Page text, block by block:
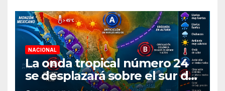
NACIONAL
La onda tropical número 24
se desplazará sobre el sur del